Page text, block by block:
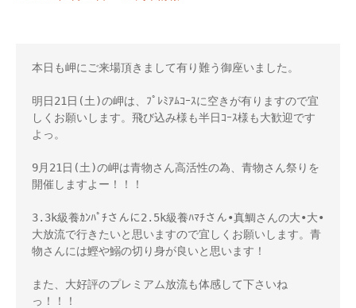
本日も岬にご来場頂きまして有り難う御座いました。
明日21日(土)の岬は、ﾌﾟﾚﾐｱﾑｺｰｽに空きが有りますので宜
しくお願いします。飛び込み様も半日ｺｰｽ様も大歓迎です
よっ。
9月21日(土)の岬は青物さん高活性の為、青物さん祭りを
開催しますよー！！！
3.3k級養ｶﾝﾊﾟﾁさんに2.5k級養ﾊﾏﾁさん•真鯛さんの大•大•
大放流で行きたいと思いますので宜しくお願いします。青
物さんには鰹や鰯の切り身が良いと思います！
また、大好評のプレミアム放流も体感して下さいね
っ！！！